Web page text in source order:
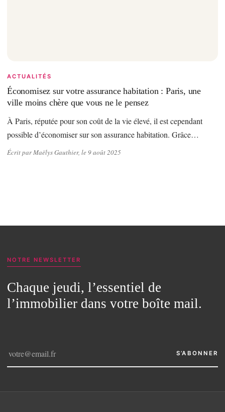
ACTUALITÉS
Économisez sur votre assurance habitation : Paris, une
ville moins chère que vous ne le pensez
À Paris, réputée pour son coût de la vie élevé, il est cependant
possible d’économiser sur son assurance habitation. Grâce…
Écrit par Maëlys Gauthier, le 9 août 2025
NOTRE NEWSLETTER
Chaque jeudi, l’essentiel de
l’immobilier dans votre boîte mail.
S’ABONNER